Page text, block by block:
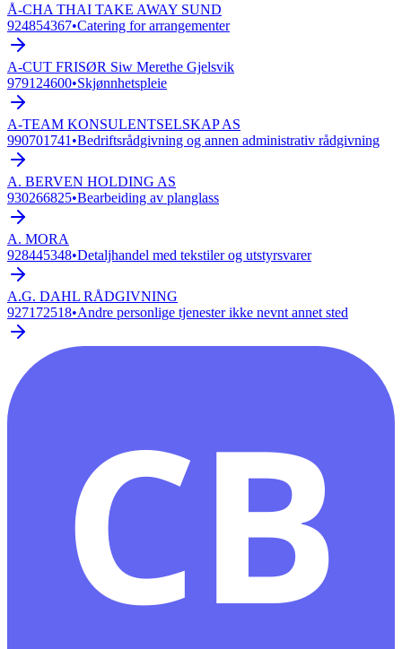
Å-CHA THAI TAKE AWAY SUND
924854367•Catering for arrangementer
A-CUT FRISØR Siw Merethe Gjelsvik
979124600•Skjønnhetspleie
A-TEAM KONSULENTSELSKAP AS
990701741 •Bedriftsrådgivning og annen administrativ rådgivning
A. BERVEN HOLDING AS
930266825•Bearbeiding av planglass
A. MORA
928445348•Detaljhandel med tekstiler og utstyrsvarer
A.G. DAHL RÅDGIVNING
927172518•Andre personlige tjenester ikke nevnt annet sted
CB